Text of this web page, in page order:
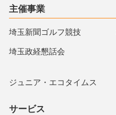
主催事業
埼玉新聞ゴルフ競技
埼玉政経懇話会
ジュニア・エコタイムス
サービス